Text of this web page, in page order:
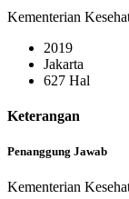
Kementerian
2019
Jakarta
627 Hal
Keterangan
Penanggung Jawab
Kementerian